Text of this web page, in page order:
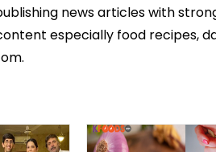
news articles with
especially food recipes,